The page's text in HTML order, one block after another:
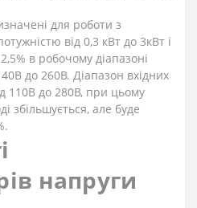
для роботи з
від 0,3 кВт до 3кВт і
в робочому діапазоні
до 260В. Діапазон вхідних
110В до 280В, при цьому
збільшується, але буде
напруги